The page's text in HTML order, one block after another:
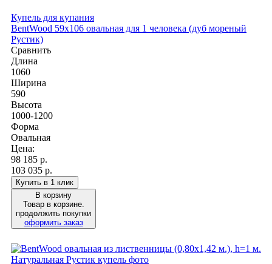
Купель для купания
BentWood 59х106 овальная для 1 человека (дуб мореный
Рустик)
Сравнить
Длина
1060
Ширина
590
Высота
1000-1200
Форма
Овальная
Цена:
98 185 р.
103 035 р.
Купить в 1 клик
В корзину
Товар в корзине.
продолжить покупки
оформить заказ